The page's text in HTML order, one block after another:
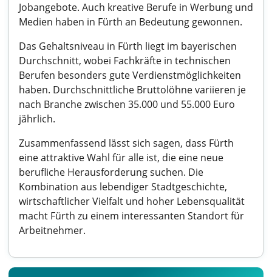
Jobangebote. Auch kreative Berufe in Werbung und
Medien haben in Fürth an Bedeutung gewonnen.
Das Gehaltsniveau in Fürth liegt im bayerischen
Durchschnitt, wobei Fachkräfte in technischen
Berufen besonders gute Verdienstmöglichkeiten
haben. Durchschnittliche Bruttolöhne variieren je
nach Branche zwischen 35.000 und 55.000 Euro
jährlich.
Zusammenfassend lässt sich sagen, dass Fürth
eine attraktive Wahl für alle ist, die eine neue
berufliche Herausforderung suchen. Die
Kombination aus lebendiger Stadtgeschichte,
wirtschaftlicher Vielfalt und hoher Lebensqualität
macht Fürth zu einem interessanten Standort für
Arbeitnehmer.